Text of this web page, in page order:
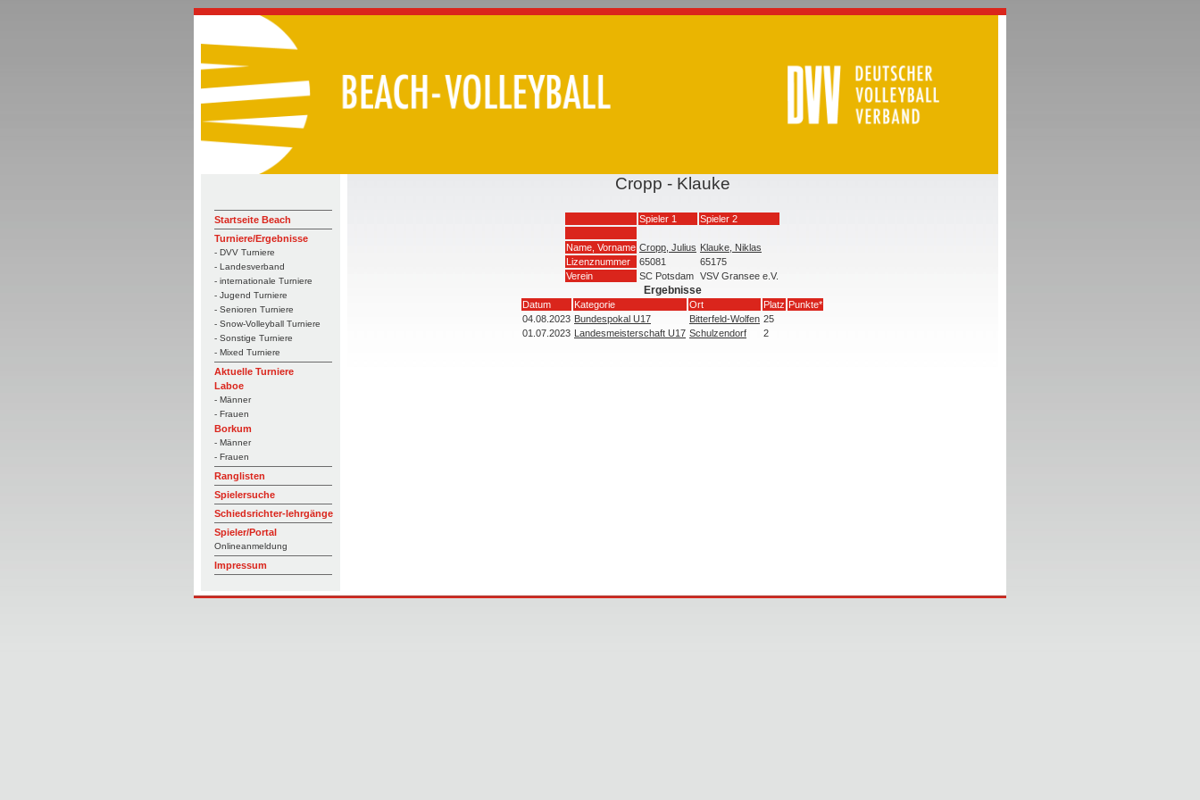
Startseite Beach
Turniere/Ergebnisse
- DVV Turniere
- Landesverband
- internationale Turniere
- Jugend Turniere
- Senioren Turniere
- Snow-Volleyball Turniere
- Sonstige Turniere
- Mixed Turniere
Aktuelle Turniere
Laboe
- Männer
- Frauen
Borkum
- Männer
- Frauen
Ranglisten
Spielersuche
Schiedsrichter-lehrgänge
Spieler/Portal
Onlineanmeldung
Impressum
Cropp - Klauke
Spieler 1 Spieler 2
Name, Vorname Cropp, Julius Klauke, Niklas
Lizenznummer
65081
65175
Verein
SC Potsdam VSV Gransee e.V.
Ergebnisse
Datum Kategorie Ort Platz Punkte*
04.08.2023 Bundespokal U17 Bitterfeld-Wolfen 25
01.07.2023 Landesmeisterschaft U17 Schulzendorf 2